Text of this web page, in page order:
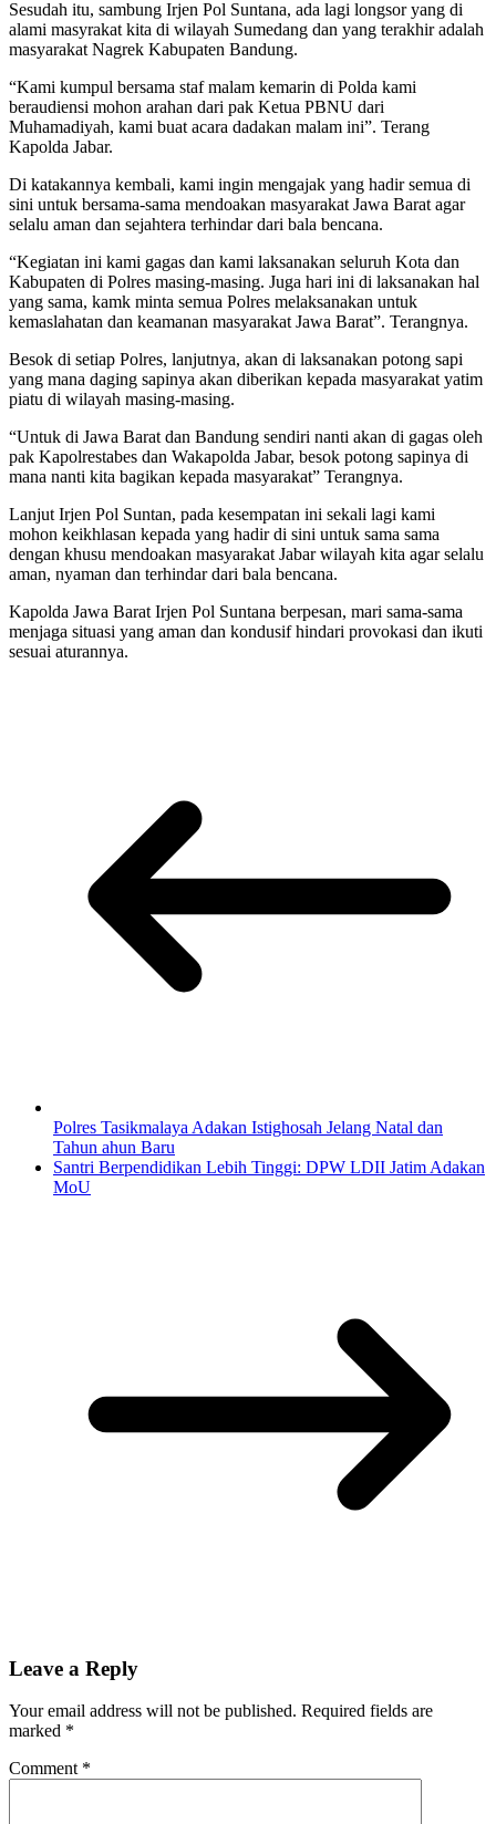
Sesudah itu, sambung Irjen Pol Suntana, ada lagi longsor yang di
alami masyrakat kita di wilayah Sumedang dan yang terakhir adalah
masyarakat Nagrek Kabupaten Bandung.
“Kami kumpul bersama staf malam kemarin di Polda kami
beraudiensi mohon arahan dari pak Ketua PBNU dari
Muhamadiyah, kami buat acara dadakan malam ini”. Terang
Kapolda Jabar.
Di katakannya kembali, kami ingin mengajak yang hadir semua di
sini untuk bersama-sama mendoakan masyarakat Jawa Barat agar
selalu aman dan sejahtera terhindar dari bala bencana.
“Kegiatan ini kami gagas dan kami laksanakan seluruh Kota dan
Kabupaten di Polres masing-masing. Juga hari ini di laksanakan hal
yang sama, kamk minta semua Polres melaksanakan untuk
kemaslahatan dan keamanan masyarakat Jawa Barat”. Terangnya.
Besok di setiap Polres, lanjutnya, akan di laksanakan potong sapi
yang mana daging sapinya akan diberikan kepada masyarakat yatim
piatu di wilayah masing-masing.
“Untuk di Jawa Barat dan Bandung sendiri nanti akan di gagas oleh
pak Kapolrestabes dan Wakapolda Jabar, besok potong sapinya di
mana nanti kita bagikan kepada masyarakat” Terangnya.
Lanjut Irjen Pol Suntan, pada kesempatan ini sekali lagi kami
mohon keikhlasan kepada yang hadir di sini untuk sama sama
dengan khusu mendoakan masyarakat Jabar wilayah kita agar selalu
aman, nyaman dan terhindar dari bala bencana.
Kapolda Jawa Barat Irjen Pol Suntana berpesan, mari sama-sama
menjaga situasi yang aman dan kondusif hindari provokasi dan ikuti
sesuai aturannya.
Polres Tasikmalaya Adakan Istighosah Jelang Natal dan
Tahun ahun Baru
Santri Berpendidikan Lebih Tinggi: DPW LDII Jatim Adakan
MoU
Leave a Reply
Your email address will not be published. Required fields are
marked *
Comment *